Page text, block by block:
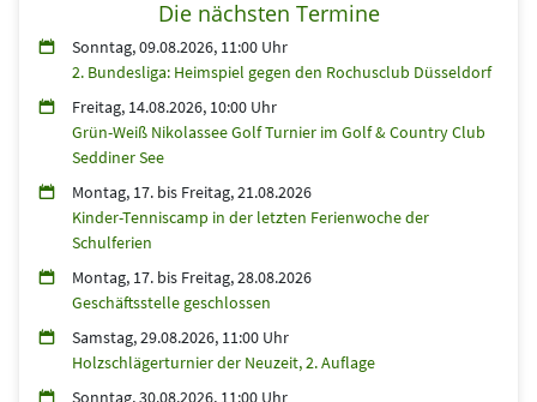
Die nächsten Termine
Sonntag, 09.08.2026, 11:00 Uhr
2. Bundesliga: Heimspiel gegen den Rochusclub Düsseldorf
Freitag, 14.08.2026, 10:00 Uhr
Grün-Weiß Nikolassee Golf Turnier im Golf & Country Club
Seddiner See
Montag, 17. bis Freitag, 21.08.2026
Kinder-Tenniscamp in der letzten Ferienwoche der
Schulferien
Montag, 17. bis Freitag, 28.08.2026
Geschäftsstelle geschlossen
Samstag, 29.08.2026, 11:00 Uhr
Holzschlägerturnier der Neuzeit, 2. Auflage
Sonntag, 30.08.2026, 11:00 Uhr